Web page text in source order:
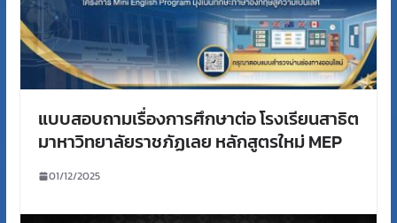
แบบสอบถามเรื่องการศึกษาต่อ โรงเรียนสาธิต
มาหาวิทยาลัยราชภัฏเลย หลักสูตรใหม่ MEP
01/12/2025